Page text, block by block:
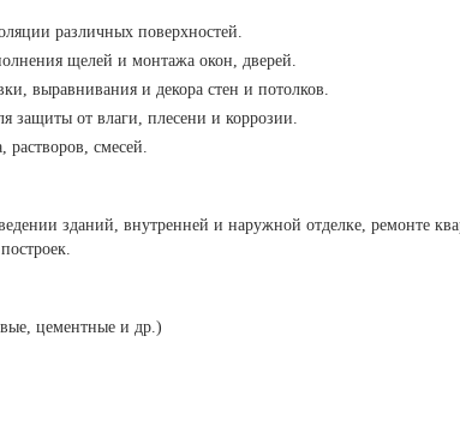
различных поверхностей.
щелей и монтажа окон, дверей.
выравнивания и декора стен и потолков.
защиты от влаги, плесени и коррозии.
смесей.
зданий, внутренней и наружной отделке, ремонте
цементные и др.)